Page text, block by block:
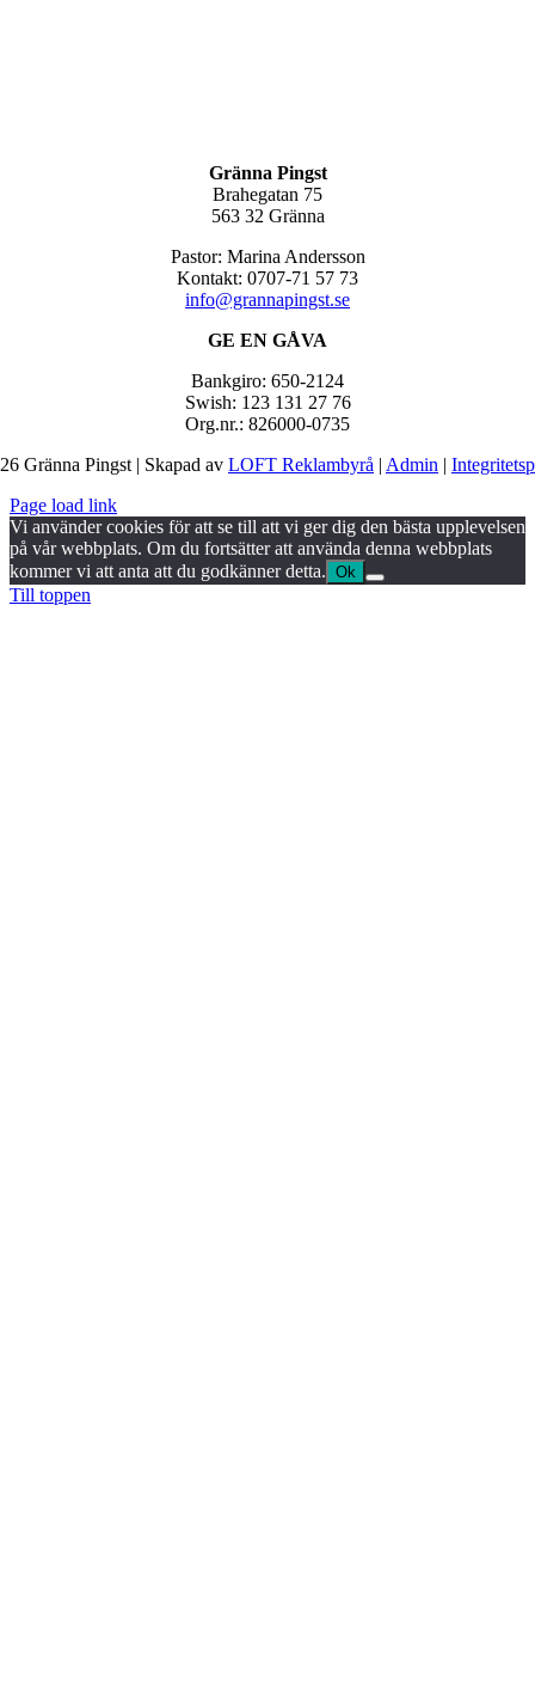
Gränna Pingst
Brahegatan 75
563 32 Gränna
Pastor: Marina Andersson
Kontakt: 0707-71 57 73
info@grannapingst.se
GE EN GÅVA
Bankgiro: 650-2124
Swish: 123 131 27 76
Org.nr.: 826000-0735
Gränna Pingst | Skapad av LOFT Reklambyrå | Admin |
Page load link
Vi använder cookies för att se till att vi ger dig den bästa upplevelsen
på vår webbplats. Om du fortsätter att använda denna webbplats
kommer vi att anta att du godkänner detta. Ok
Till toppen